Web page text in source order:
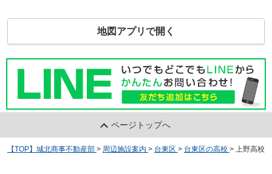
地図アプリで開く
ページトップへ
【TOP】城北商事不動産部 > 周辺施設案内 > 台東区 > 台東区の高校 > 上野高校